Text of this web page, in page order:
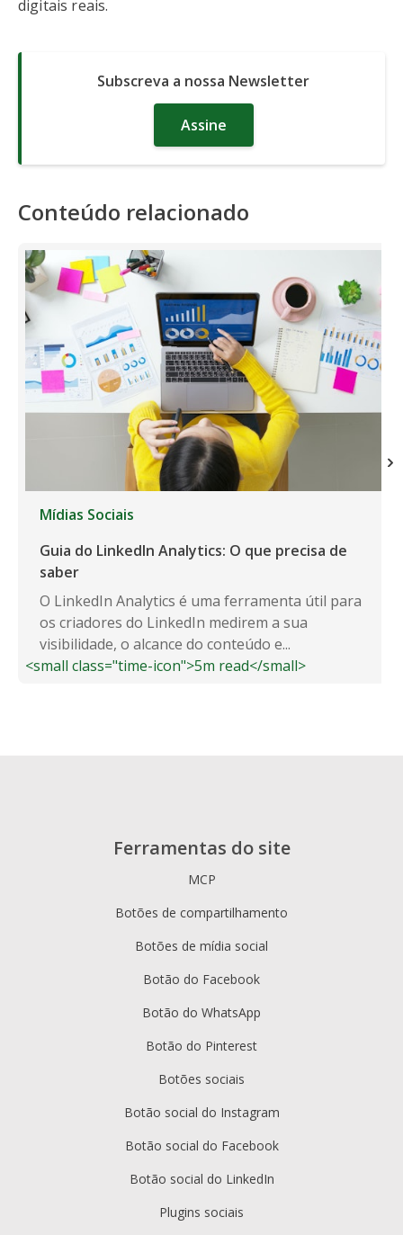
digitais reais.
Subscreva a nossa Newsletter
Assine
Conteúdo relacionado
Mídias Sociais
Guia do LinkedIn Analytics: O que precisa de
saber
O LinkedIn Analytics é uma ferramenta útil para
os criadores do LinkedIn medirem a sua
visibilidade, o alcance do conteúdo e...
<small class="time-icon">5m read</small>
Ferramentas do site
MCP
Botões de compartilhamento
Botões de mídia social
Botão do Facebook
Botão do WhatsApp
Botão do Pinterest
Botões sociais
Botão social do Instagram
Botão social do Facebook
Botão social do LinkedIn
Plugins sociais